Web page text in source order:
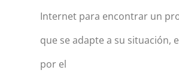
Internet para encontrar un
que se adapte a su situación,
por el